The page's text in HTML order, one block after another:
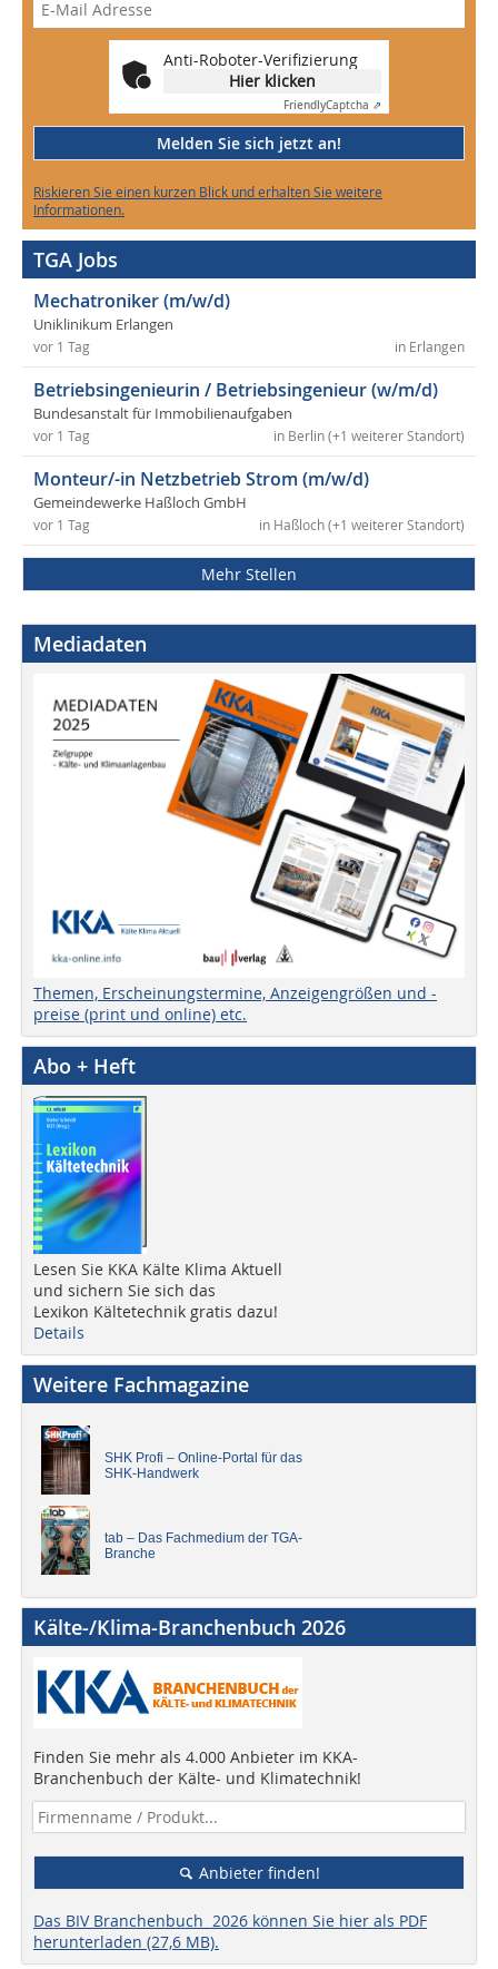
Anti-Roboter-Verifizierung
Hier klicken
FriendlyCaptcha ⇗
Melden Sie sich jetzt an!
Riskieren Sie einen kurzen Blick und erhalten Sie weitere
Informationen.
TGA Jobs
Mechatroniker (m/w/d)
Uniklinikum Erlangen
in Erlangen
vor 1 Tag
Betriebsingenieurin / Betriebsingenieur (w/m/d)
Bundesanstalt für Immobilienaufgaben
in Berlin (+1 weiterer Standort)
vor 1 Tag
Monteur/-in Netzbetrieb Strom (m/w/d)
Gemeindewerke Haßloch GmbH
in Haßloch (+1 weiterer Standort)
vor 1 Tag
Mehr Stellen
Mediadaten
Themen, Erscheinungstermine, Anzeigengrößen und -
preise (print und online) etc.
Abo + Heft
Lesen Sie KKA Kälte Klima Aktuell
und sichern Sie sich das
Lexikon Kältetechnik gratis dazu!
Details
Weitere Fachmagazine
SHK Profi – Online-Portal für das
SHK-Handwerk
tab – Das Fachmedium der TGA-
Branche
Kälte-/Klima-Branchenbuch 2026
Finden Sie mehr als 4.000 Anbieter im KKA-
Branchenbuch der Kälte- und Klimatechnik!
Anbieter finden!
Das BIV Branchenbuch 2026 können Sie hier als PDF
herunterladen (27,6 MB).